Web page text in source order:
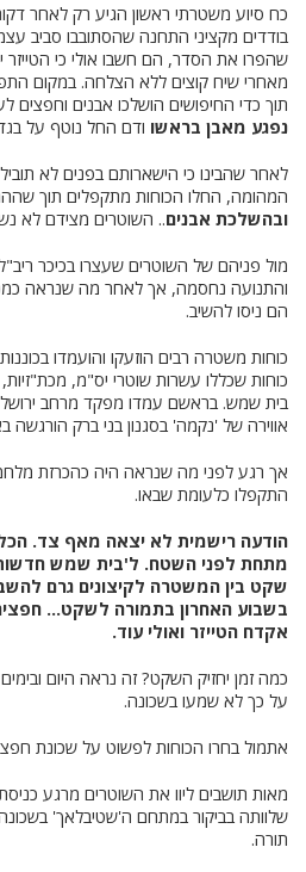
כח סיוע משטרתי ראשון הגיע רק לאחר
בודדים מקציני התחנה שהסתובבו סביב
שהפרו את הסדר, הם חשבו אולי כי הטייזר
מאחרי שיח קוצים ללא הצלחה. במקום
תוך כדי החיפושים הושלכו אבנים
נפגע מאבן בראשו ודם החל נוטף על
לאחר שהבינו כי הישארותם בפנים לא
המהומה, החלו הכוחות מתקפלים תוך
ובהשלכת אבנים.. השוטרים מצידם לא
מול פניהם של השוטרים שעצרו בכיכר
והתנועה נחסמה, אך לאחר מה שנראה
הם ניסו להשיב.
כוחות משטרה רבים הוזעקו והועמדו
כוחות שכללו עשרות שוטרי יס"מ,
בית שמש. בראשם עמדו מפקד מרחב
אווירה של 'נקמה' בסגנון בני ברק הורגשה
אך רגע לפני מה שנראה היה כהכרזת
התקפלו כלעומת שבאו.
הודעה רישמית לא יצאה מאף צד.
מתחת לפני השטח. ל'בית שמש
שקט בין המשטרה לקיצונים גרם
בשבוע האחרון בתמורה לשקט...
אקדח הטייזר ואולי עוד.
כמה זמן יחזיק השקט? זה נראה היום
על כך לא שמעו בשכונה.
אתמול בחרו הכוחות לפשוט על שכונת
מאות תושבים ליוו את השוטרים מרגע
שלוותה בביקור במתחם ה'שטיבלאך'
תורה.